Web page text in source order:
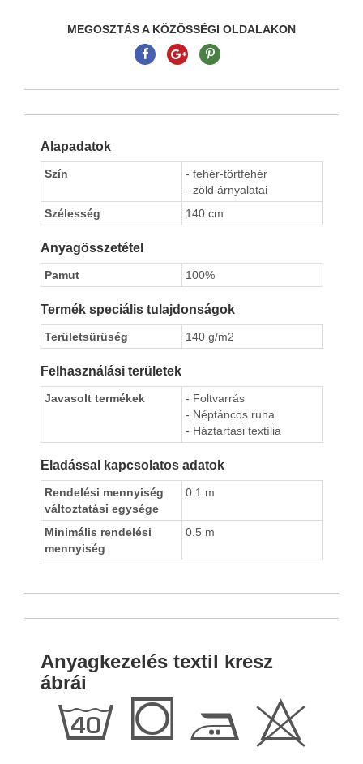
MEGOSZTÁS A KÖZÖSSÉGI OLDALAKON
Alapadatok
Szín
- fehér-törtfehér
- zöld árnyalatai
Szélesség
140 cm
Anyagösszetétel
Pamut 100%
Termék speciális tulajdonságok
Területsürüség 140 g/m2
Felhasználási területek
Javasolt termékek
- Foltvarrás
- Néptáncos ruha
- Háztartási textília
Eladással kapcsolatos adatok
Rendelési mennyiség
változtatási egysége
0.1 m
Minimális rendelési
mennyiség
0.5 m
Anyagkezelés textil kresz
ábrái
h Q E H